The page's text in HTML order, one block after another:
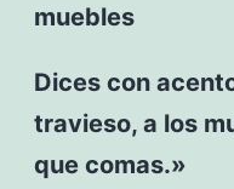
muebles
Dices con
travieso, a los
que comas.»